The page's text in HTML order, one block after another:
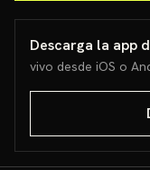
Descarga la app
vivo desde iOS o